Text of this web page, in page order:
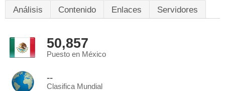
Análisis Contenido Enlaces Servidores
50,857
Puesto en México
--
Clasifica Mundial